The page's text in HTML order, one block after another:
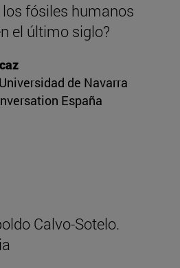
fósiles humanos
el último siglo?
de Navarra
España
Calvo-Sotelo.